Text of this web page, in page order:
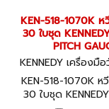
KEN-518-1070K ห
30 ใบชุด
PITCH
KENNEDY เครื่องมื
KEN-518-
KEN-518-1070K ห
30 ใบชุด